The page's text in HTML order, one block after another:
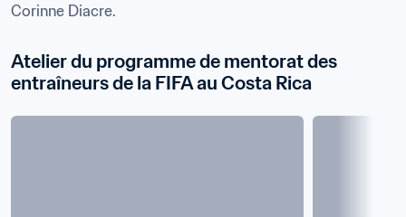
Corinne Diacre.
Atelier du programme de mentorat des
entraîneurs de la FIFA au Costa Rica